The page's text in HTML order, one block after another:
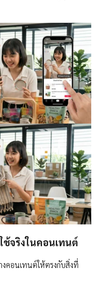
ช้จริงในคอนเทนต์
คอนเทนต์ให้ตรงกับสิ่งที่